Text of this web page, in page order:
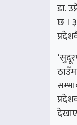
डा.
छ ।